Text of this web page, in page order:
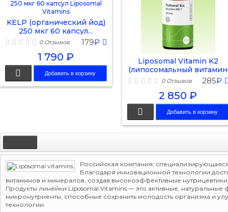
KELP (органический йод)
250 мкг 60 капсул...
0 Отзывов 179₽
1 790 ₽
Добавить в корзину
Liposomal Vitamin K2
(липосомальный витамин
K2...
0 Отзывов 285₽
2 850 ₽
Добавить в корзину
Российская компания,
Благодаря инновационной технологии
витаминов и минералов, создав высокоэффективные
Продукты линейки Liposomal Vitamins — это активные,
микронутриенты, способные сохранить молодость организма и
технологии.